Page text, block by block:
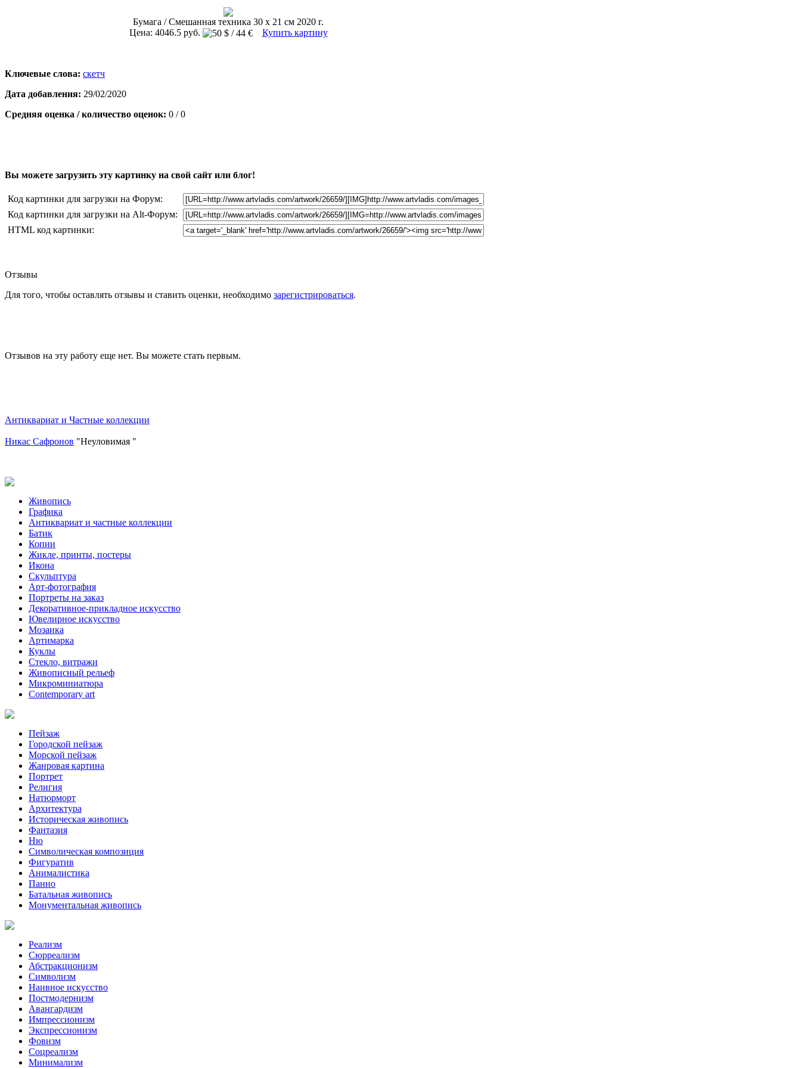
Бумага / Смешанная техника 30 х 21 см 2020 г.
Цена: 4046.5 руб.
Купить картину
Ключевые слова: скетч
Дата добавления: 29/02/2020
Средняя оценка / количество оценок: 0 / 0
Вы можете загрузить эту картинку на свой сайт или блог!
Код картинки для загрузки на Форум:
Код картинки для загрузки на Alt-Форум:
HTML код картинки:
Отзывы
Для того, чтобы оставлять отзывы и ставить оценки, необходимо зарегистрироваться.
Отзывов на эту работу еще нет. Вы можете стать первым.
Антиквариат и Частные коллекции
Никас Сафронов "Неуловимая "
Живопись
Графика
Антиквариат и частные коллекции
Батик
Копии
Жикле, принты, постеры
Икона
Скульптура
Арт-фотография
Портреты на заказ
Декоративное-прикладное искусство
Ювелирное искусство
Мозаика
Артимарка
Куклы
Стекло, витражи
Живописный рельеф
Микроминиатюра
Contemporary art
Пейзаж
Городской пейзаж
Морской пейзаж
Жанровая картина
Портрет
Религия
Натюрморт
Архитектура
Историческая живопись
Фантазия
Ню
Символическая композиция
Фигуратив
Анималистикa
Панно
Батальная живопись
Монументальная живопись
Реализм
Сюрреализм
Абстракционизм
Символизм
Наивное искусство
Постмодернизм
Авангардизм
Импрессионизм
Экспрессионизм
Фовизм
Соцреализм
Минимализм